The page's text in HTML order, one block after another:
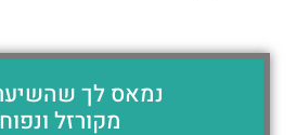
נמאס לך
מקורזל